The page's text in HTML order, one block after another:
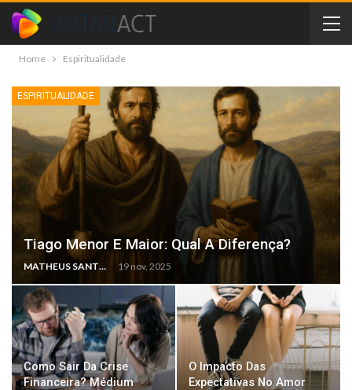
Home Espiritualidade
ESPIRITUALIDADE
Tiago Menor E Maior: Qual A Diferença?
MATHEUS SANTOS 19 nov, 2025
Como Sair Da Crise
Financeira? Médium
O Impacto Das
Expectativas No Amor